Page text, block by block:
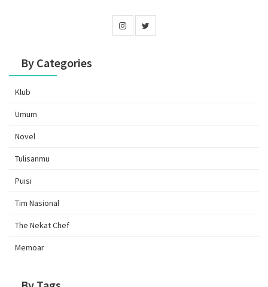
By Categories
Klub
Umum
Novel
Tulisanmu
Puisi
Tim Nasional
The Nekat Chef
Memoar